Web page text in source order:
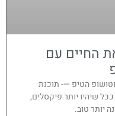
החיים עם
הטיפ —- תוכנת
שיהיו יותר פיקסלים,
יותר טוב.